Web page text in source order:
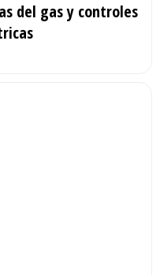
del gas y controles